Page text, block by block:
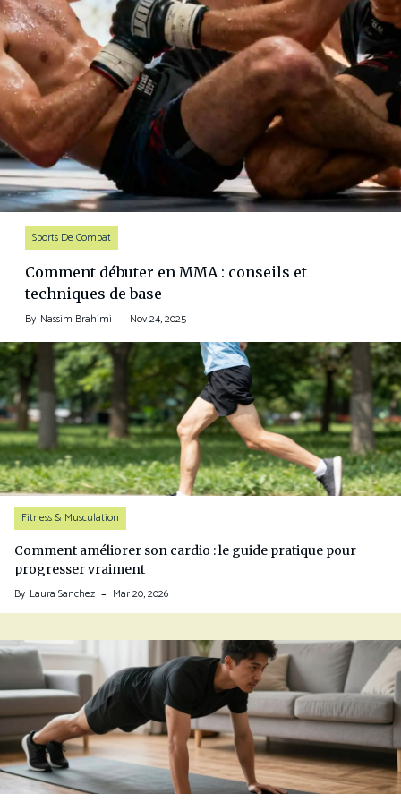
Sports De Combat
Comment débuter en MMA : conseils et
techniques de base
By Nassim Brahimi Nov 24, 2025
Fitness & Musculation
Comment améliorer son cardio : le guide pratique pour
progresser vraiment
By Laura Sanchez Mar 20, 2026